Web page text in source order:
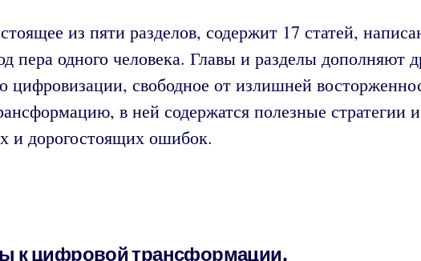
из пяти разделов, содержит 17 статей,
пера одного человека. Главы и разделы дополняют
свободное от излишней
в ней содержатся полезные стратегии
и дорогостоящих ошибок.
к цифровой трансформации.